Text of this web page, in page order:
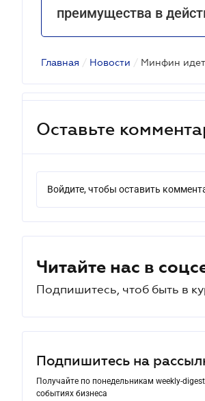
преимущества в
Главная / Новости /
Оставьте
Войдите, чтобы оставить
Читайте нас в
Подпишитесь, чтоб быть в
Подпишитесь на
Получайте по понедельникам weekly-
событиях бизнеса